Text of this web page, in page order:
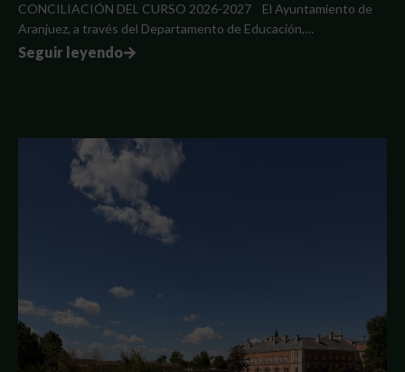
CONCILIACIÓN DEL CURSO 2026-2027 El Ayuntamiento de
Aranjuez, a través del Departamento de Educación,…
Seguir leyendo